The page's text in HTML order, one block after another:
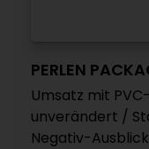
PERLEN
Umsatz mit
unverändert /
Negativ-